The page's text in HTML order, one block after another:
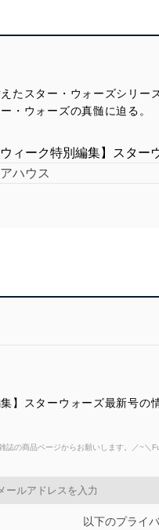
たスター・ウォーズシリ
・ウォーズの真髄に迫る。
ウィーク特別編集】スター
ハウス
集】スターウォーズ最新号
の商品ページからお願いします。／~＼
以下のプライ